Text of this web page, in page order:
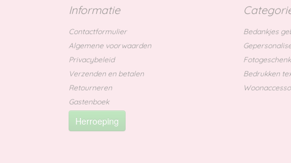
Informatie
Contactformulier
Algemene voorwaarden
Privacybeleid
Verzenden en betalen
Retourneren
Gastenboek
Herroeping
Bedankjes
Bedrukken